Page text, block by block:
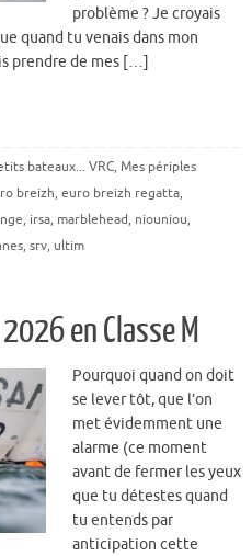
problème ? Je croyais
quand tu venais dans mon
prendre de mes […]
bateaux... VRC, Mes périples
breizh, euro breizh regatta,
, irsa, marblehead, niouniou,
, srv, ultim
en Classe M
Pourquoi quand on doit
se lever tôt, que l’on
met évidemment une
alarme (ce moment
avant de fermer les yeux
que tu détestes quand
tu entends par
anticipation cette